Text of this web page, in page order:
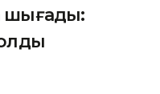
шығады: